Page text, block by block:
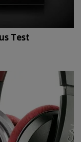
Test